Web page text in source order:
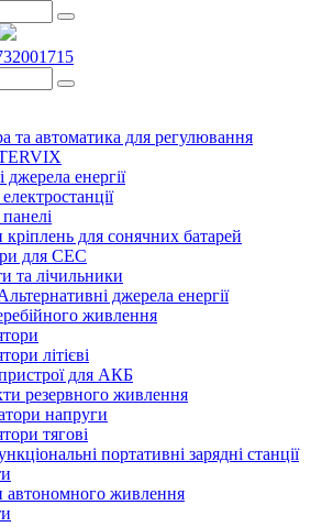
та автоматика для регулювання
джерела енергії
для сонячних батарей
для СЕС
та лічильники
джерела енергії
живлення
літієві
для АКБ
резервного живлення
напруги
тягові
портативні зарядні станції
автономного живлення